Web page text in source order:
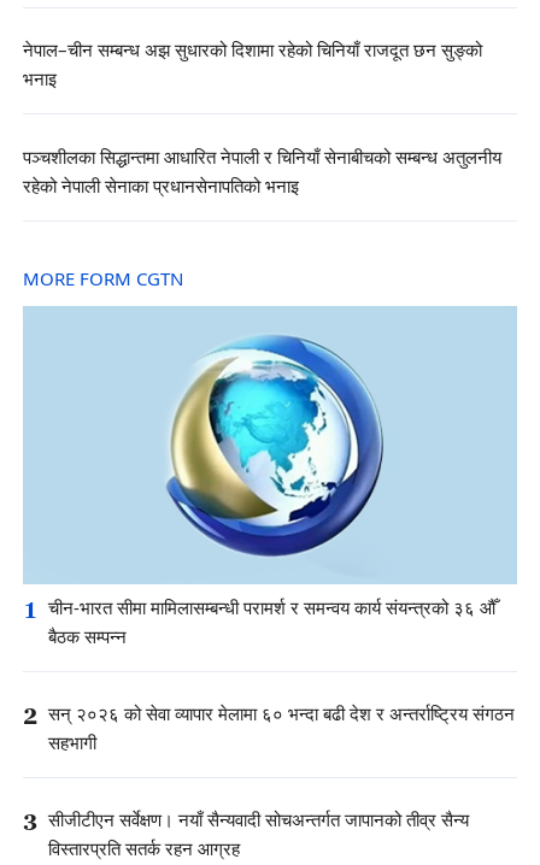
नेपाल–चीन सम्बन्ध अझ सुधारको दिशामा रहेको चिनियाँ राजदूत छन सुङ्को
भनाइ
पञ्चशीलका सिद्धान्तमा आधारित नेपाली र चिनियाँ सेनाबीचको सम्बन्ध अतुलनीय
रहेको नेपाली सेनाका प्रधानसेनापतिको भनाइ
MORE FORM CGTN
1 चीन-भारत सीमा मामिलासम्बन्धी परामर्श र समन्वय कार्य संयन्त्रको ३६ औँ
बैठक सम्पन्न
2 सन् २०२६ को सेवा व्यापार मेलामा ६० भन्दा बढी देश र अन्तर्राष्ट्रिय संगठन
सहभागी
3 सीजीटीएन सर्वेक्षण। नयाँ सैन्यवादी सोचअन्तर्गत जापानको तीव्र सैन्य
विस्तारप्रति सतर्क रहन आग्रह